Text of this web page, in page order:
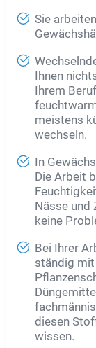
Sie
Ihnen
Ihrem
meistens
wechseln.
In
Die Arbeit
Nässe und
keine
Bei Ihrer
ständig mit
diesen
wissen.